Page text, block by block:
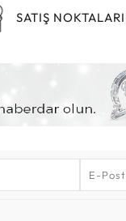
SATIŞ